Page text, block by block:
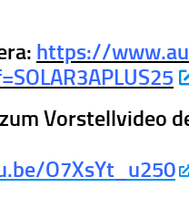
https://
Vorstellvideo
O7XsYt_u250